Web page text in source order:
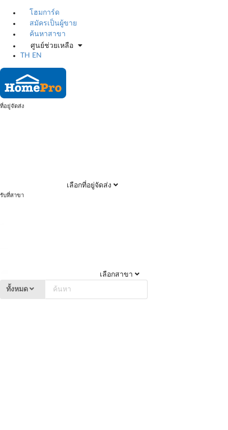
โฮมการ์ด
สมัครเป็นผู้ขาย
ค้นหาสาขา
ศูนย์ช่วยเหลือ
TH
EN
ที่อยู่จัดส่ง
เลือกที่อยู่จัดส่ง
รับที่สาขา
เลือกสาขา
ทั้งหมด